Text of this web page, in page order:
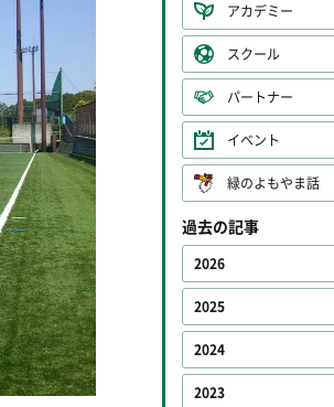
アカデミー
スクール
パートナー
イベント
緑のよもやま話
過去の記事
2026
2025
2024
2023